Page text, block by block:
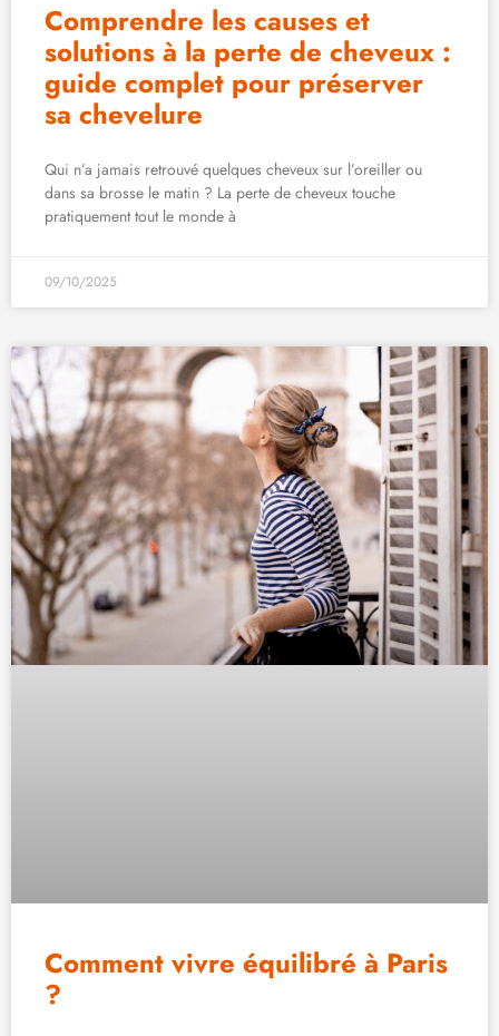
Comprendre les causes et
solutions à la perte de cheveux :
guide complet pour préserver
sa chevelure
Qui n’a jamais retrouvé quelques cheveux sur l’oreiller ou
dans sa brosse le matin ? La perte de cheveux touche
pratiquement tout le monde à
09/10/2025
Comment vivre équilibré à Paris
?